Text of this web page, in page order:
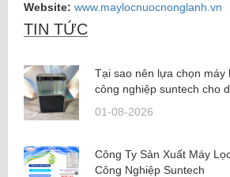
Website: www.maylocnuocnonglanh.vn
TIN TỨC
Tại sao nên lựa chọn máy
công nghiệp suntech cho
01-08-2026
Công Ty Sản Xuất Máy
Công Nghiệp Suntech